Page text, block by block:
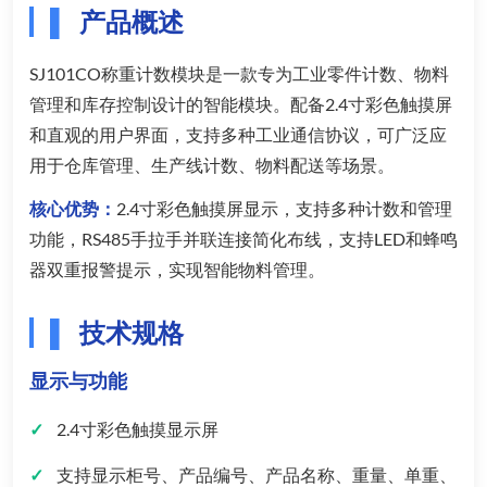
产品概述
SJ101CO称重计数模块是一款专为工业零件计数、物料
管理和库存控制设计的智能模块。配备2.4寸彩色触摸屏
和直观的用户界面，支持多种工业通信协议，可广泛应
用于仓库管理、生产线计数、物料配送等场景。
核心优势： 2.4寸彩色触摸屏显示，支持多种计数和管理
功能，RS485手拉手并联连接简化布线，支持LED和蜂鸣
器双重报警提示，实现智能物料管理。
技术规格
显示与功能
2.4寸彩色触摸显示屏
支持显示柜号、产品编号、产品名称、重量、单重、